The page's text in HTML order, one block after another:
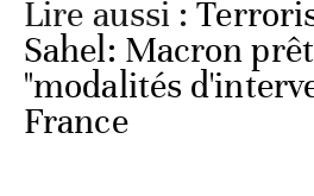
Lire aussi :
Sahel: Macron
"modalités
France